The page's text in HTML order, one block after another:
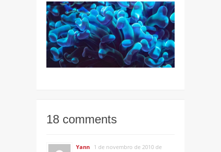
18 comments
Yann 1 de novembro de 2010 de